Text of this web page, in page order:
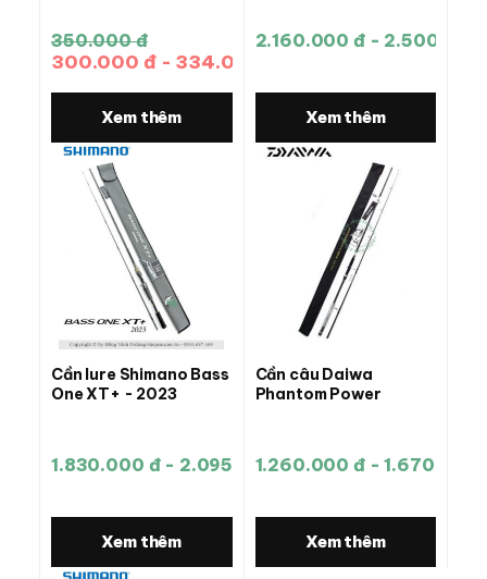
350.000 đ
300.000 đ - 334.000 đ
Xem thêm
2.160.000 đ - 2.500.000
Xem thêm
Cần lure Shimano Bass
One XT+ - 2023
1.830.000 đ - 2.095.000 đ
Xem thêm
Cần câu Daiwa
Phantom Power
1.260.000 đ - 1.670.000
Xem thêm